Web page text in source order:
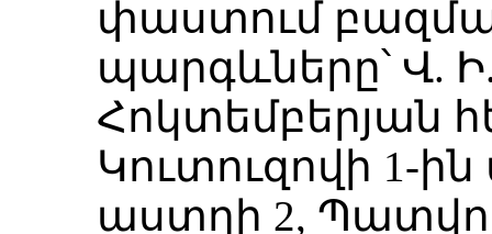
փաստում
պարգևները՝ Վ.
Հոկտեմբերյան
Կուտուզովի 1-
աստղի 2,